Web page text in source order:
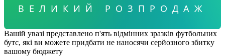
ВЕЛИКИЙ РОЗПРОДАЖ
Вашій увазі представлено п'ять відмінних зразків футбольних
бутс, які ви можете придбати не наносячи серйозного збитку
вашому бюджету